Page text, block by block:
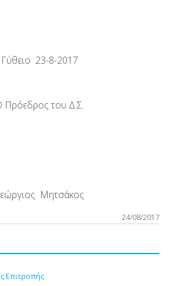
Γύθειο 23-8-2017
Πρόεδρος του Δ.Σ.
Μητσάκος
24/08/2017
Επιτροπής